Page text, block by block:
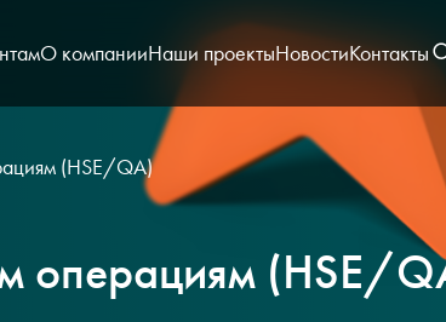
О компанииНаши проектыНовостиКонтакты
(HSE/QA)
операциям (HSE/